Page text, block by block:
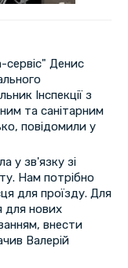
Денис
Інспекції з
та санітарним
повідомили у
у зв'язку зі
Нам потрібно
для проїзду. Для
для нових
внести
Валерій